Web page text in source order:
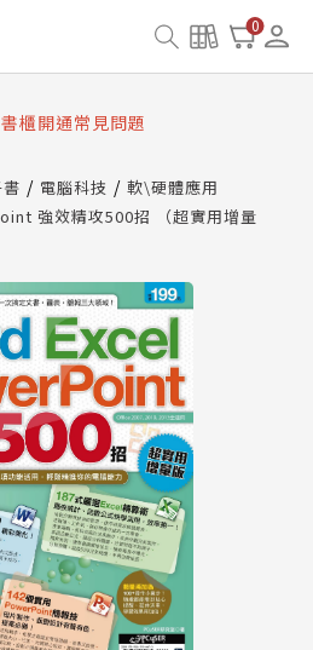
0
讀墨系統維護中，本站同步暫
位閱讀資產合併與書櫃開通申請
櫃開通常見問題
務升級重要說明及資產合併結果
電腦科技
軟\硬體應用
強效精攻500招 （超實用增量